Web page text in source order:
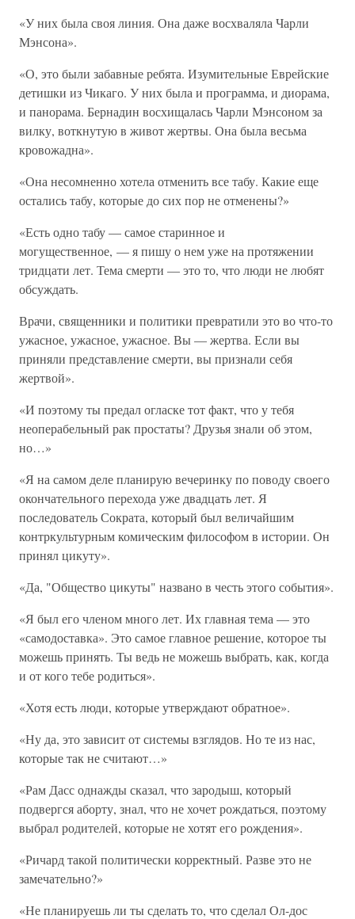
«У них была своя линия. Она даже восхваляла Чарли
Мэнсона».
«О, это были забавные ребята. Изумительные Еврейские
детишки из Чикаго. У них была и программа, и диорама,
и панорама. Бернадин восхищалась Чарли Мэнсоном за
вилку, воткнутую в живот жертвы. Она была весьма
кровожадна».
«Она несомненно хотела отменить все табу. Какие еще
остались табу, которые до сих пор не отменены?»
«Есть одно табу — самое старинное и
могущественное, — я пишу о нем уже на протяжении
тридцати лет. Тема смерти — это то, что люди не любят
обсуждать.
Врачи, священники и политики превратили это во что-то
ужасное, ужасное, ужасное. Вы — жертва. Если вы
приняли представление смерти, вы признали себя
жертвой».
«И поэтому ты предал огласке тот факт, что у тебя
неоперабельный рак простаты? Друзья знали об этом,
но…»
«Я на самом деле планирую вечеринку по поводу своего
окончательного перехода уже двадцать лет. Я
последователь Сократа, который был величайшим
контркультурным комическим философом в истории. Он
принял цикуту».
«Да, "Общество цикуты" названо в честь этого события».
«Я был его членом много лет. Их главная тема — это
«самодоставка». Это самое главное решение, которое ты
можешь принять. Ты ведь не можешь выбрать, как, когда
и от кого тебе родиться».
«Хотя есть люди, которые утверждают обратное».
«Ну да, это зависит от системы взглядов. Но те из нас,
которые так не считают…»
«Рам Дасс однажды сказал, что зародыш, который
подвергся аборту, знал, что не хочет рождаться, поэтому
выбрал родителей, которые не хотят его рождения».
«Ричард такой политически корректный. Разве это не
замечательно?»
«Не планируешь ли ты сделать то, что сделал Ол-дос